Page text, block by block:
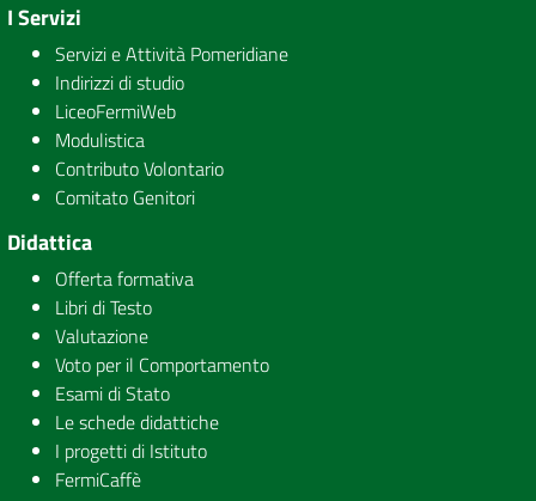
I Servizi
Servizi e Attività Pomeridiane
Indirizzi di studio
LiceoFermiWeb
Modulistica
Contributo Volontario
Comitato Genitori
Didattica
Offerta formativa
Libri di Testo
Valutazione
Voto per il Comportamento
Esami di Stato
Le schede didattiche
I progetti di Istituto
FermiCaffè